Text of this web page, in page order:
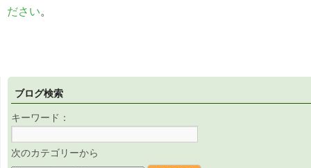
ださい。
ブログ検索
キーワード：
次のカテゴリーから